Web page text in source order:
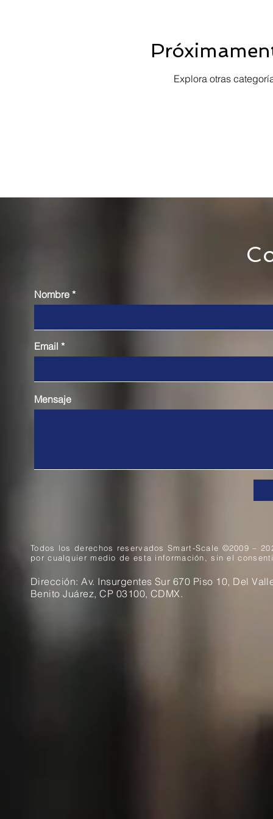
Explora otras
Nombre
Email
Mensaje
Todos los derechos reservados Smart-Scale ©2009 –
por cualquier medio de esta información, sin el
Dirección: Av. Insurgentes Sur 670 Piso 10, Del
Benito Juárez, CP 03100, CDMX.